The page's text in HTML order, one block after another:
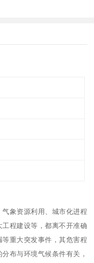
象资源利用、城市化进程
程建设等，都离不开准确
重大突发事件，其危害程
布与环境气候条件有关，